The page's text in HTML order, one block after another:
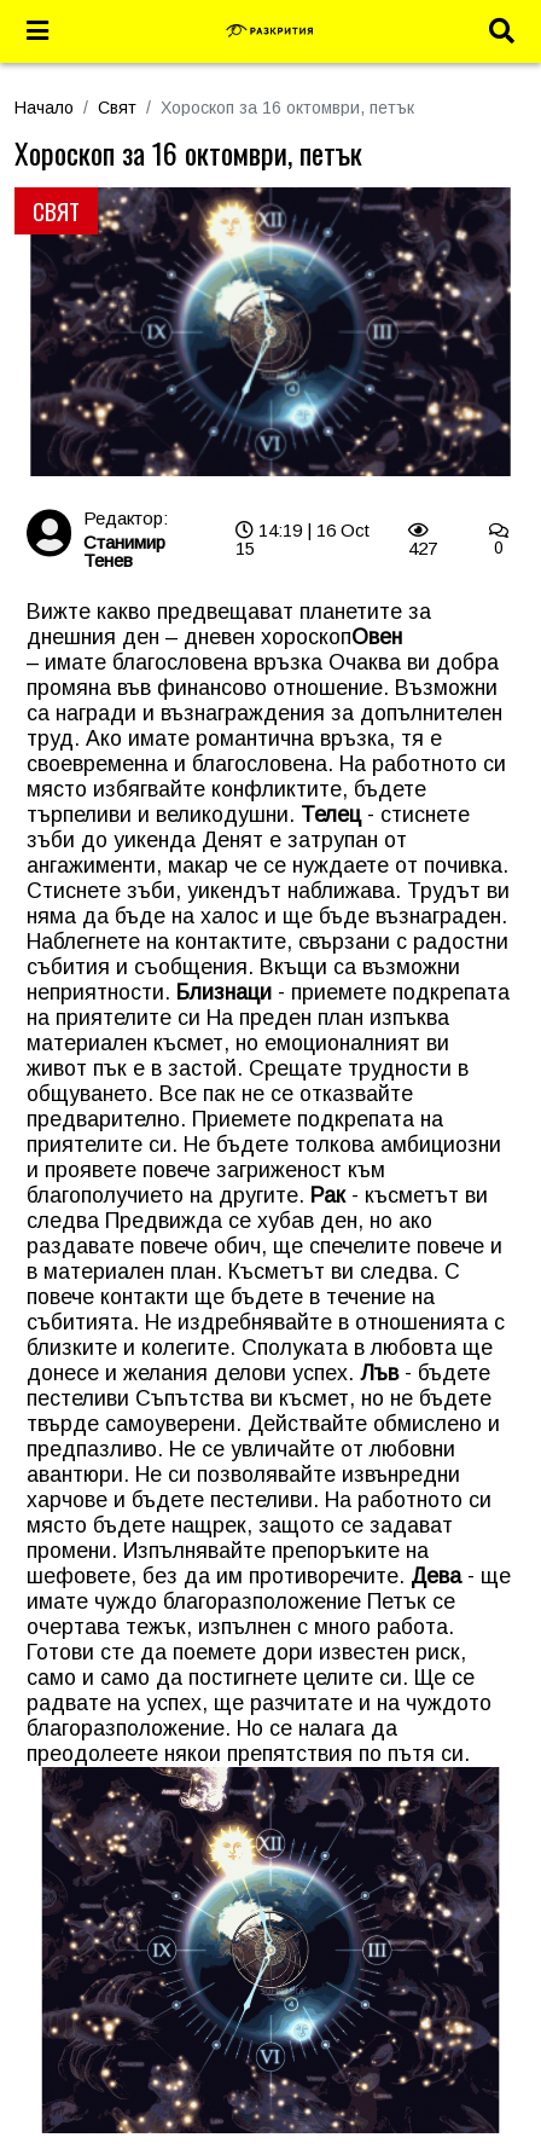
Начало Свят Хороскоп за 16 октомври, петък
СВЯТ
Хороскоп за 16 октомври, петък
Редактор:
Станимир
Тенев
14:19 | 16 Oct
15
427 0
Вижте какво предвещават планетите за
днешния ден – дневен хороскопОвен
– имате благословена връзка Очаква ви добра
промяна във финансово отношение. Възможни
са награди и възнаграждения за допълнителен
труд. Ако имате романтична връзка, тя е
своевременна и благословена. На работното си
място избягвайте конфликтите, бъдете
търпеливи и великодушни. Телец- стиснете
зъби до уикенда Денят е затрупан от
ангажименти, макар че се нуждаете от почивка.
Стиснете зъби, уикендът наближава. Трудът ви
няма да бъде на халос и ще бъде възнаграден.
Наблегнете на контактите, свързани с радостни
събития и съобщения. Вкъщи са възможни
неприятности. Близнаци - приемете подкрепата
на приятелите си На преден план изпъква
материален късмет, но емоционалният ви
живот пък е в застой. Срещате трудности в
общуването. Все пак не се отказвайте
предварително. Приемете подкрепата на
приятелите си. Не бъдете толкова амбициозни
и проявете повече загриженост към
благополучието на другите. Рак- късметът ви
следва Предвижда се хубав ден, но ако
раздавате повече обич, ще спечелите повече и
в материален план. Късметът ви следва. С
повече контакти ще бъдете в течение на
събитията. Не издребнявайте в отношенията с
близките и колегите. Сполуката в любовта ще
донесе и желания делови успех. Лъв- бъдете
пестеливи Съпътства ви късмет, но не бъдете
твърде самоуверени. Действайте обмислено и
предпазливо. Не се увличайте от любовни
авантюри. Не си позволявайте извънредни
харчове и бъдете пестеливи. На работното си
място бъдете нащрек, защото се задават
промени. Изпълнявайте препоръките на
шефовете, без да им противоречите. Дева- ще
имате чуждо благоразположение Петък се
очертава тежък, изпълнен с много работа.
Готови сте да поемете дори известен риск,
само и само да постигнете целите си. Ще се
радвате на успех, ще разчитате и на чуждото
благоразположение. Но се налага да
преодолеете някои препятствия по пътя си.